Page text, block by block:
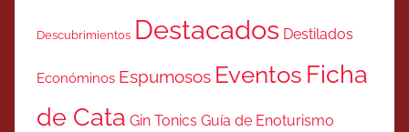
Descubrimientos Destacados Destilados
Económinos Espumosos Eventos Ficha
de Cata Gin Tonics Guía de Enoturismo